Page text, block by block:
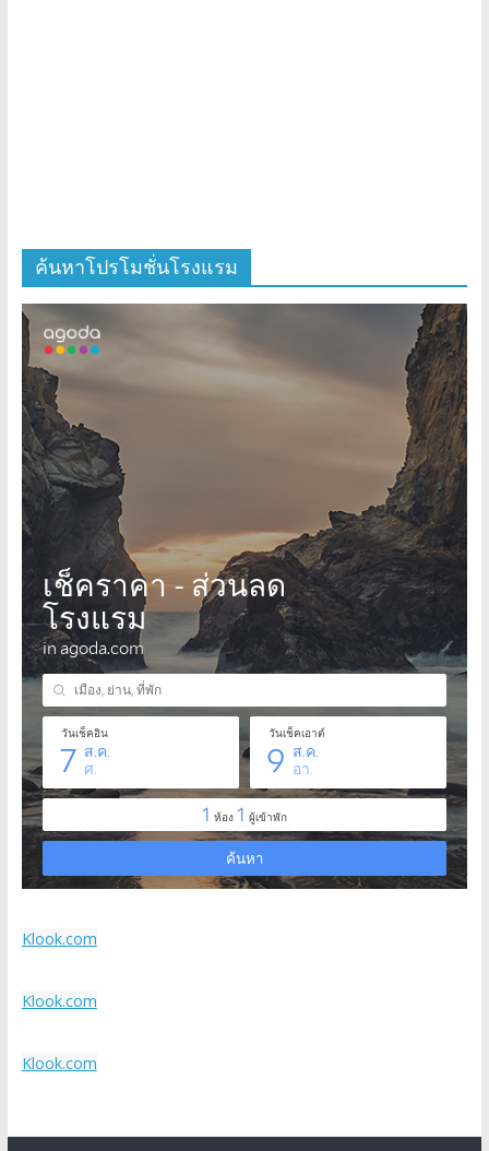
ค้นหาโปรโมชั่นโรงแรม
Klook.com
Klook.com
Klook.com